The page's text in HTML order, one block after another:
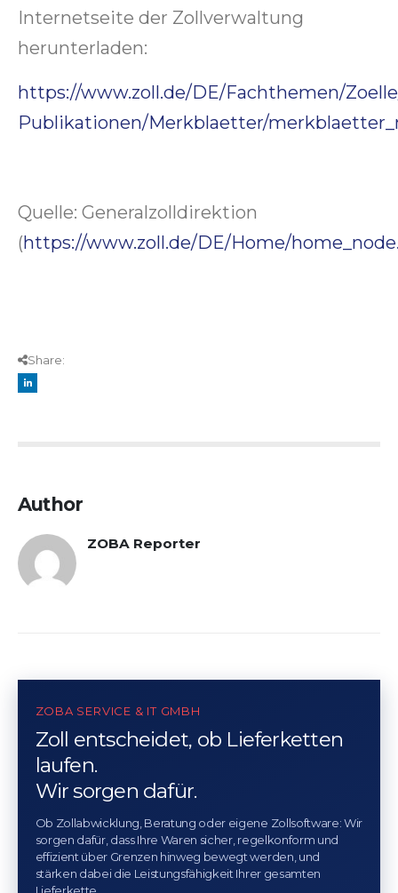
Internetseite der Zollverwaltung
herunterladen:
https://www.zoll.de/DE/Fachthemen/
Publikationen/Merkblaetter/
Quelle: Generalzolldirektion
(https://www.zoll.de/DE/Home/
Share:
Author
ZOBA Reporter
ZOBA SERVICE & IT GMBH
Zoll entscheidet, ob Lieferketten
laufen.
Wir sorgen dafür.
Ob Zollabwicklung, Beratung oder eigene Zollsoftware: Wir
sorgen dafür, dass Ihre Waren sicher, regelkonform und
effizient über Grenzen hinweg bewegt werden, und
stärken dabei die Leistungsfähigkeit Ihrer gesamten
Lieferkette. .